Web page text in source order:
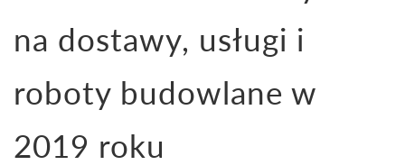
na dostawy, usługi i
roboty budowlane w
2019 roku